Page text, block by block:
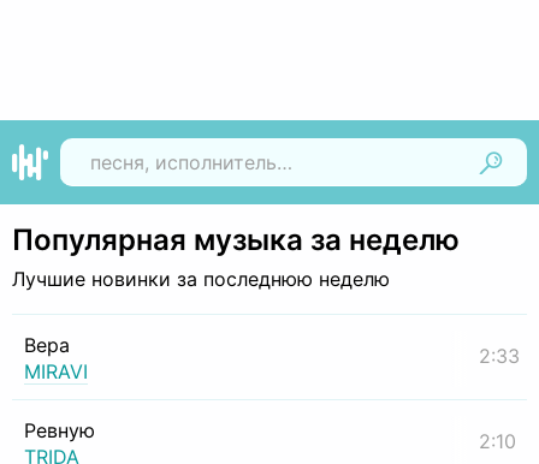
Популярная музыка за неделю
Лучшие новинки за последнюю неделю
Вера
MIRAVI
2:33
Ревную
TRIDA
2:10